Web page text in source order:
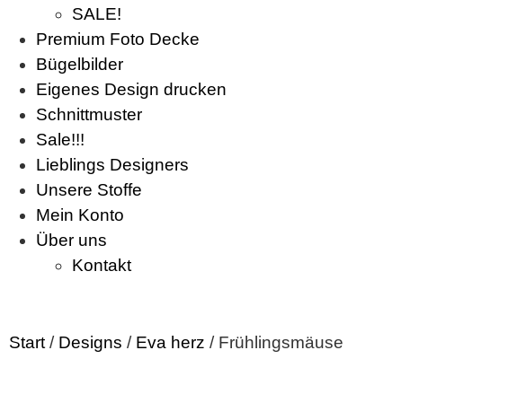
SALE!
Premium Foto Decke
Bügelbilder
Eigenes Design drucken
Schnittmuster
Sale!!!
Lieblings Designers
Unsere Stoffe
Mein Konto
Über uns
Kontakt
Start / Designs / Eva herz / Frühlingsmäuse